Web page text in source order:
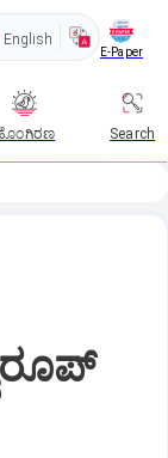
English
E-Paper
Search